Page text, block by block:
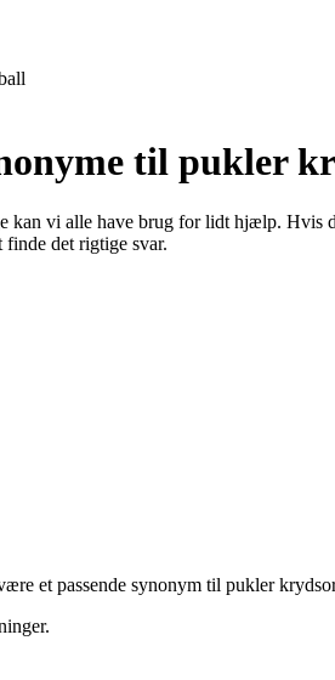
til pukler
vi alle have brug for lidt hjælp.
det rigtige svar.
et passende synonym til pukler